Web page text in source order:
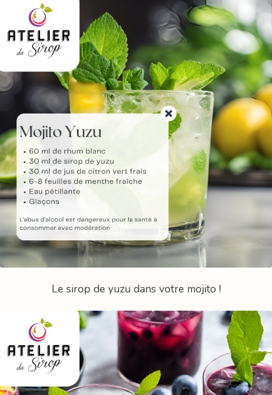
Le sirop de yuzu dans votre mojito !